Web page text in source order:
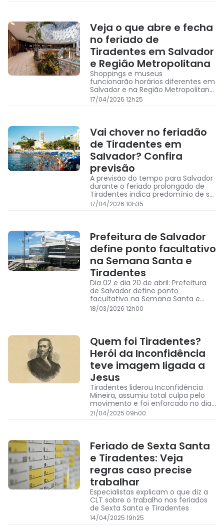
Veja o que abre e fecha
no feriado de
Tiradentes em Salvador
e Região Metropolitana
Shoppings e museus
funcionarão horários diferentes em
Salvador e na Região Metropolitana
durante o feriado de Tiradentes
17/04/2026 12h25
Vai chover no feriadão
de Tiradentes em
Salvador? Confira
previsão
A previsão do tempo para Salvador
durante o feriado prolongado de
Tiradentes indica predomínio de sol
e calor até sábado (18)
17/04/2026 10h35
Prefeitura de Salvador
define ponto facultativo
na Semana Santa e
Tiradentes
Dia 02 e dia 20 de abril: Prefeitura
de Salvador define ponto
facultativo na Semana Santa e
Tiradentes
18/03/2026 12h00
Quem foi Tiradentes?
Herói da Inconfidência
teve imagem ligada a
Jesus
Tiradentes liderou Inconfidência
Mineira, assumiu total culpa pelo
movimento e foi enforcado no dia
21 de abril de 1792
21/04/2025 09h00
Feriado de Sexta Santa
e Tiradentes: Veja
regras caso precise
trabalhar
Especialistas explicam o que diz a
CLT sobre o trabalho nos feriados
de Sexta Santa e Tiradentes
14/04/2025 19h25